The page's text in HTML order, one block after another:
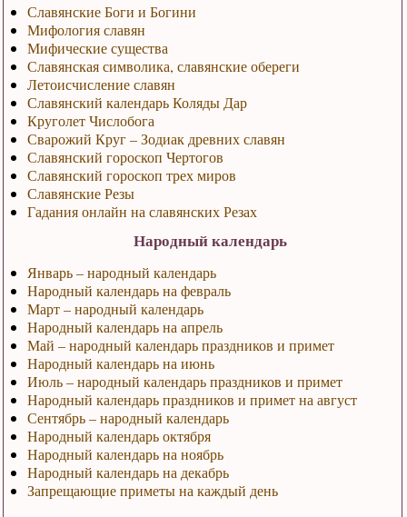
Славянские Боги и Богини
Мифология славян
Мифические существа
Славянская символика, славянские обереги
Летоисчисление славян
Славянский календарь Коляды Дар
Круголет Числобога
Сварожий Круг – Зодиак древних славян
Славянский гороскоп Чертогов
Славянский гороскоп трех миров
Славянские Резы
Гадания онлайн на славянских Резах
Народный календарь
Январь – народный календарь
Народный календарь на февраль
Март – народный календарь
Народный календарь на апрель
Май – народный календарь праздников и примет
Народный календарь на июнь
Июль – народный календарь праздников и примет
Народный календарь праздников и примет на август
Сентябрь – народный календарь
Народный календарь октября
Народный календарь на ноябрь
Народный календарь на декабрь
Запрещающие приметы на каждый день